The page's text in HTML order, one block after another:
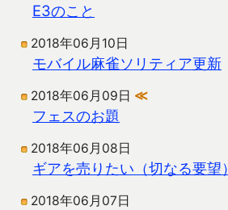
E3のこと
2018年06月10日
モバイル麻雀ソリティア更新
2018年06月09日 ≪
フェスのお題
2018年06月08日
ギアを売りたい（切なる要望）
2018年06月07日